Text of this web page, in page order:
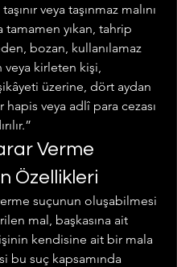
veya taşınmaz malını
tamamen yıkan, tahrip
bozan, kullanılamaz
veya kirleten kişi,
üzerine, dört aydan
hapis veya adlî para cezası
Verme
Özellikleri
suçunun oluşabilmesi
mal, başkasına ait
kendisine ait bir mala
bu suç kapsamında